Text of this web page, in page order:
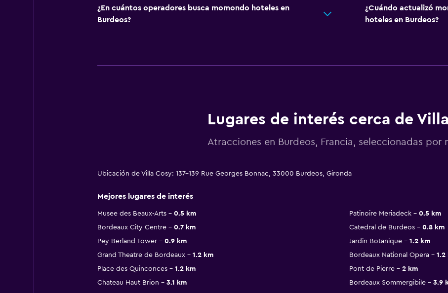
¿En cuántos operadores busca momondo hoteles en
Burdeos?
¿Cuándo actualizó
hoteles en Burdeos?
Lugares de interés cerca de
Atracciones en Burdeos, Francia, seleccionadas por
Ubicación de Villa Cosy: 137-139 Rue Georges Bonnac, 33000 Burdeos, Gironda
Mejores lugares de interés
Musee des Beaux-Arts 0.5 km Patinoire Meriadeck
0.5 km
Bordeaux City Centre
0.7 km Catedral de Burdeos
0.8 km
Pey Berland Tower
0.9 km Jardin Botanique
1.2 km
Grand Theatre de Bordeaux
1.2 km Bordeaux National Opera
1.2
Place des Quinconces
1.2 km Pont de Pierre
2 km
Chateau Haut Brion
3.1 km Bordeaux Sommergibile 3.9